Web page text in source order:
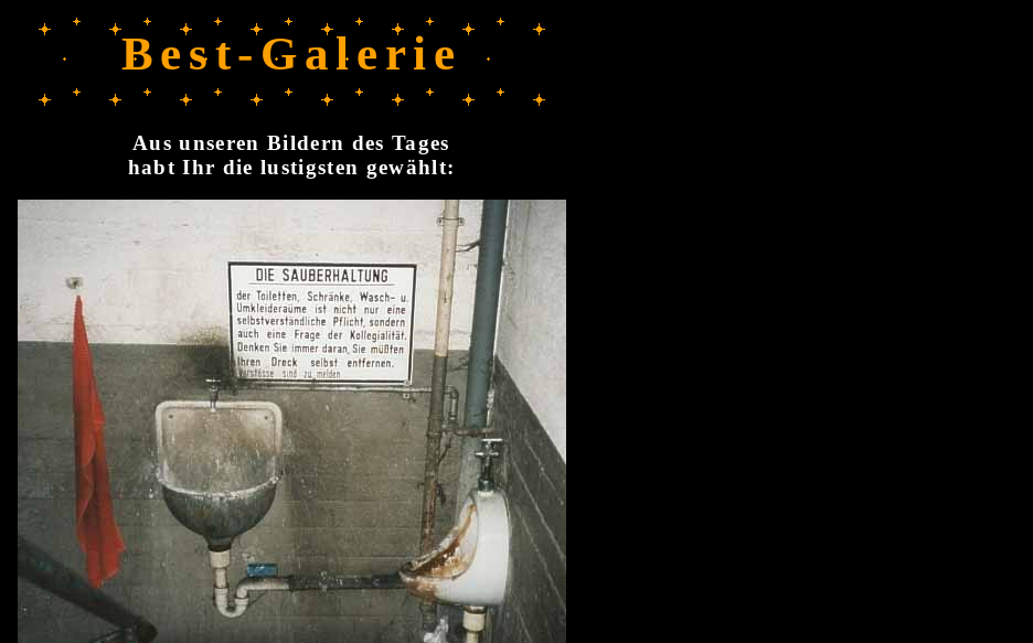
Best-Galerie
Aus unseren Bildern des Tages
habt Ihr die lustigsten gewählt: